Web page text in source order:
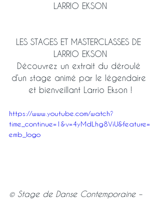
LARRIO EKSON
LES STAGES ET MASTERCLASSES DE
LARRIO EKSON
Découvrez un extrait du déroulé
d’un stage animé par le légendaire
et bienveillant Larrio Ekson !
https://www.youtube.com/watch?
time_continue=1&v=4yMdLhg8ViU&feature=
emb_logo
© Stage de Danse Contemporaine –